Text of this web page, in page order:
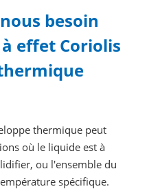
besoin
effet Coriolis
thermique peut
où le liquide est à
ou l'ensemble du
spécifique.